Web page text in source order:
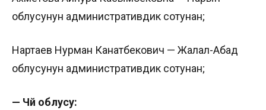
облусунун административдик сотунан;
Нартаев Нурман Канатбекович — Жалал-Абад
облусунун административдик сотунан;
— Чүй облусу: